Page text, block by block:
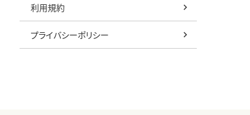
利用規約
プライバシーポリシー